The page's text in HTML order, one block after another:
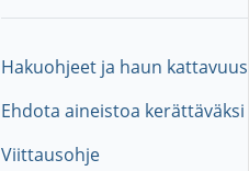
Hakuohjeet ja haun kattavuus
Ehdota aineistoa kerättäväksi
Viittausohje